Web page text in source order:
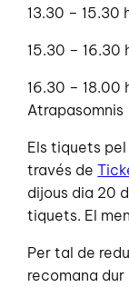
13.30 –
15.30 – 16.30
16.30 –
Atrapasomnis
Els tiquets
través de
dijous dia 20
tiquets. El
Per tal de
recomana